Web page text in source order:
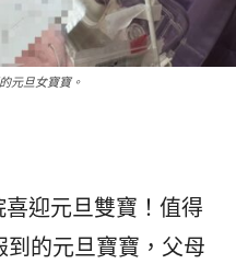
元旦女寶寶。
迎元旦雙寶！值得
的元旦寶寶，父母